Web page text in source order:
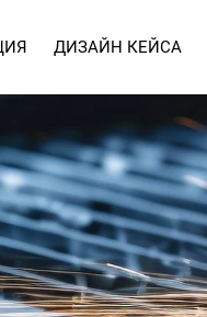
ДИЗАЙН КЕЙСА